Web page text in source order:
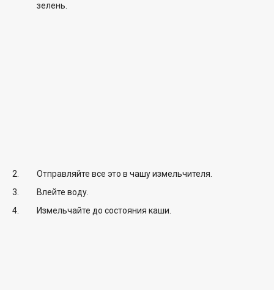
зелень.
Отправляйте все это в чашу измельчителя.
Влейте воду.
Измельчайте до состояния каши.